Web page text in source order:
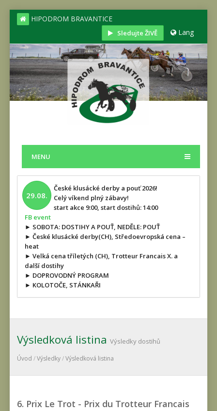
HIPODROM BRAVANTICE
Sledujte ŽIVĚ Lang
MENU
29.08.
České klusácké derby a pouť 2026!
Celý víkend plný zábavy!
start akce 9:00, start dostihů: 14:00
FB event
► SOBOTA: DOSTIHY A POUŤ, NEDĚLE: POUŤ
► České klusácké derby(CH), Středoevropská cena –
heat
► Velká cena tříletých (CH), Trotteur Francais X. a
další dostihy
► DOPROVODNÝ PROGRAM
► KOLOTOČE, STÁNKAŘI
Výsledková listina Výsledky dostihů
Úvod /Výsledky/Výsledková listina
6. Prix Le Trot - Prix du Trotteur Francais